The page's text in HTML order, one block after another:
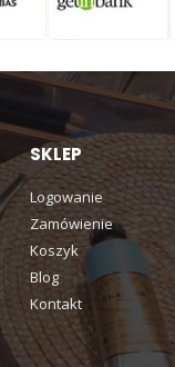
SKLEP
Logowanie
Zamówienie
Koszyk
Blog
Kontakt